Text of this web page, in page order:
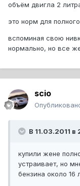
объём двигла 2
это норм для
вспоминая свою
нормально, но все
scio
В 11.03.2011
купили жене
устраивает, но
бензина около 16